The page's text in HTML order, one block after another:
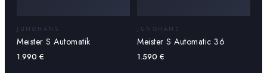
JUNGHANS
Meister S Automatik
1.990 €
JUNGHANS
Meister S Automatic 36
1.590 €